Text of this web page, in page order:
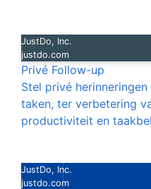
JustDo, Inc.
justdo.com
Privé Follow-up
Stel privé
taken, ter verbetering
productiviteit en
JustDo, Inc.
justdo.com